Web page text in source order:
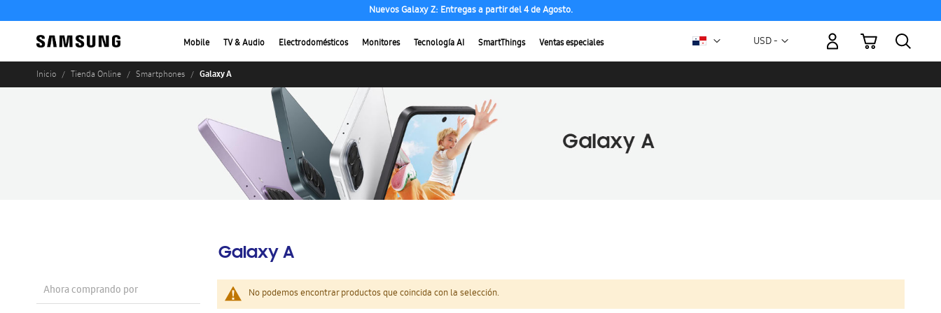
Nuevos Galaxy Z: Entregas a partir del 4 de Agosto.
Mobile TV & Audio Electrodomésticos Monitores Tecnología AI SmartThings Ventas especiales Moneda
USD -
Mi carrito
Inicio Tienda Online Smartphones Galaxy A
Galaxy A
No podemos encontrar productos que coincida con la selección.
Ahora comprando por